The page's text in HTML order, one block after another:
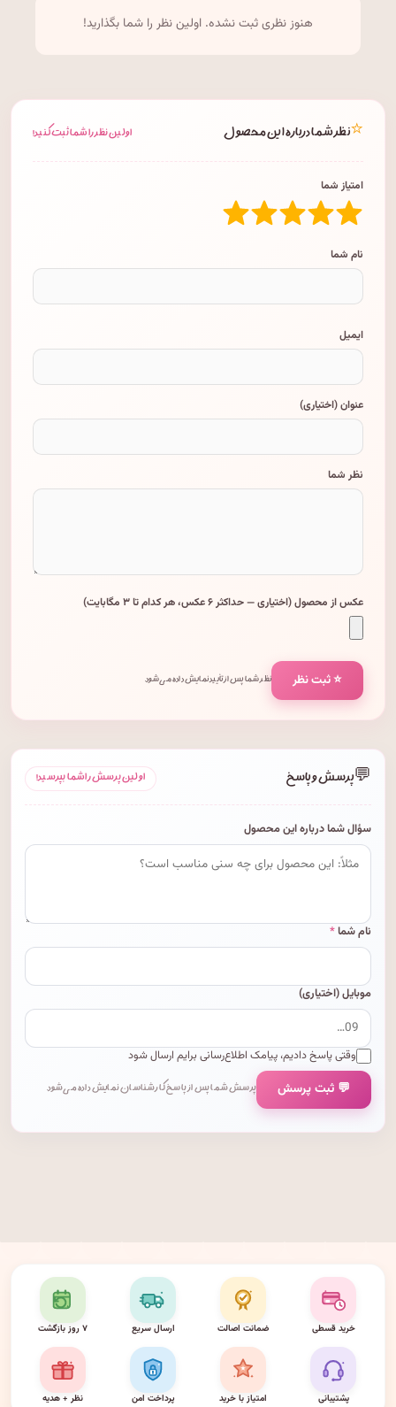
هنوز نظری ثبت نشده. اولین نظر را شما بگذارید!
⭐نظر شما درباره این محصول اولین نظر را شما ثبت کنید!
امتیاز شما
نام شما
ایمیل
عنوان (اختیاری)
نظر شما
عکس از محصول (اختیاری — حداکثر ۶ عکس، هر کدام تا ۳ مگابایت)
⭐ ثبت نظر نظر شما پس از تأیید نمایش داده می‌شود.
💬پرسش و پاسخ اولین پرسش را شما بپرسید!
سؤال شما درباره این محصول
نام شما*
موبایل (اختیاری)
وقتی پاسخ دادیم، پیامک اطلاع‌رسانی برایم ارسال شود
💬 ثبت پرسش پرسش شما پس از پاسخ کارشناسان نمایش داده می‌شود.
خرید قسطی ضمانت اصالت ارسال سریع ۷ روز بازگشت
پشتیبانی امتیاز با خرید پرداخت امن نظر + هدیه